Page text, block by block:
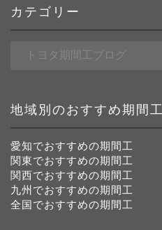
カテゴリー
ー
地域別のおすすめ期間工
愛知でおすすめの期間工
関東でおすすめの期間工
関西でおすすめの期間工
九州でおすすめの期間工
全国でおすすめの期間工